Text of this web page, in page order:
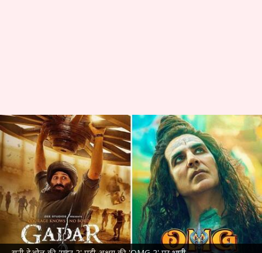
बॉक्स ऑफिस: पहले दिन 'गदर 2' ने
'OMG 2' को पछाड़ा, 'जेलर' को
लगा झटका
लेखन मेघा Aug 12, 2023 10:59 am
क्या है खबर?
सिनेमाघरों में इस हफ्तेसनी देओलकी 'गदर 2' और